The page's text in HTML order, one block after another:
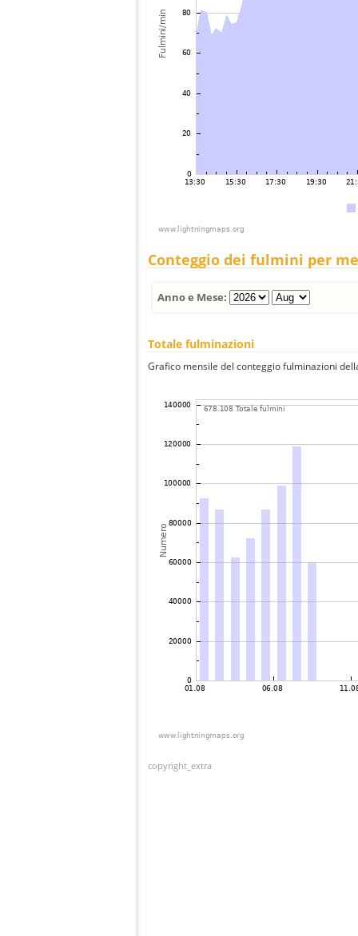
Conteggio dei fulmini per
Anno e Mese:
Totale fulminazioni
Grafico mensile del conteggio fulminazioni
copyright_extra